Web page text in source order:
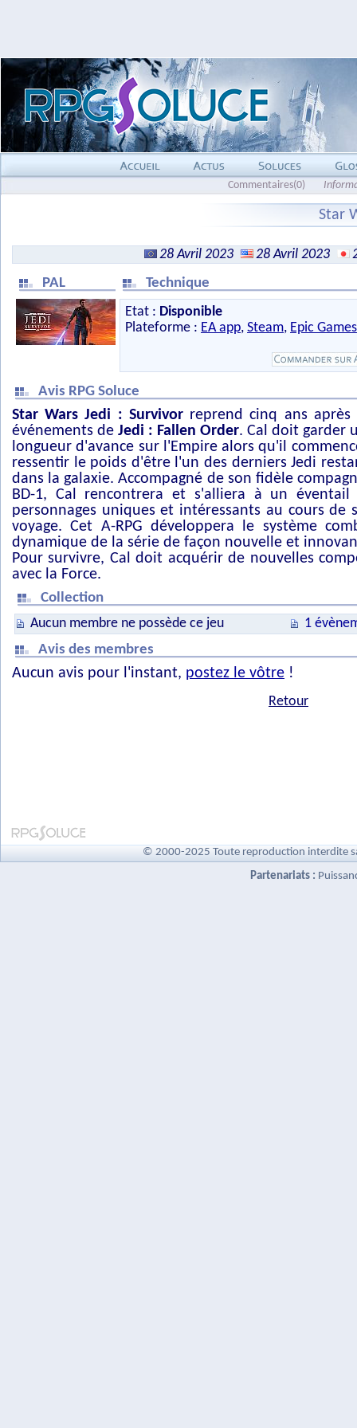
Commentaires(0)
Star
28 Avril 2023 28 Avril 2023
PAL
Technique
Etat : Disponible
Plateforme : EA app, Steam, Epic
Avis RPG Soluce
Star Wars Jedi : Survivorreprend cinq ans après
événements de Jedi : Fallen Order. Cal doit garder
longueur d'avance sur l'Empire alors qu'il
ressentir le poids d'être l'un des derniers Jedi
dans la galaxie. Accompagné de son fidèle
BD-1, Cal rencontrera et s'alliera à un éventail
personnages uniques et intéressants au cours de
voyage. Cet A-RPG développera le système
dynamique de la série de façon nouvelle et
Pour survivre, Cal doit acquérir de nouvelles
avec la Force.
Collection
Aucun membre ne possède ce jeu
1
Avis des membres
Aucun avis pour l'instant, postez le vôtre !
Retour
© 2000-2025 Toute reproduction interdite
Partenariats :